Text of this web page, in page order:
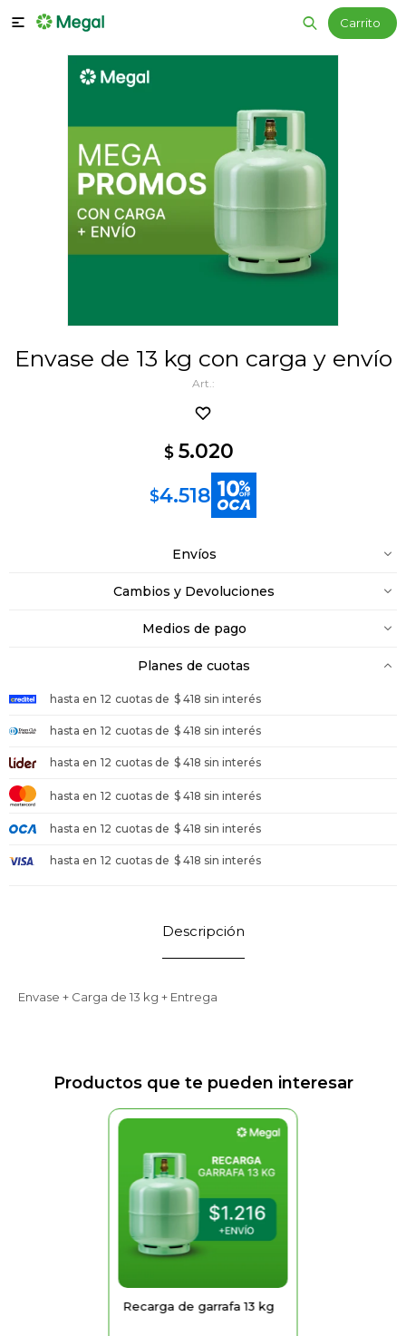

Envase de 13 kg con carga y envío
$ 5.020
$4.518
Envíos
Cambios y Devoluciones
Medios de pago
Planes de cuotas
hasta en 12 cuotas de $ 418 sin interés
hasta en 12 cuotas de $ 418 sin interés
hasta en 12 cuotas de $ 418 sin interés
hasta en 12 cuotas de $ 418 sin interés
hasta en 12 cuotas de $ 418 sin interés
hasta en 12 cuotas de $ 418 sin interés
Descripción
Envase + Carga de 13 kg + Entrega
Productos que te pueden interesar
Recarga de garrafa 13 kg